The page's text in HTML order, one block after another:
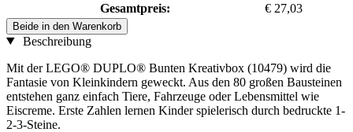
Gesamtpreis:
€ 27,03
Beide in den Warenkorb
Beschreibung
Mit der LEGO® DUPLO® Bunten Kreativbox (10479) wird die
Fantasie von Kleinkindern geweckt. Aus den 80 großen Bausteinen
entstehen ganz einfach Tiere, Fahrzeuge oder Lebensmittel wie
Eiscreme. Erste Zahlen lernen Kinder spielerisch durch bedruckte 1-
2-3-Steine.